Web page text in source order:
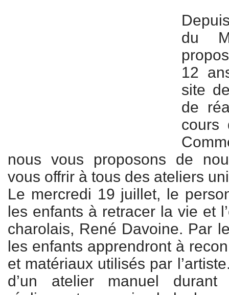
du
12
site
de
cours
nous vous proposons de
vous offrir à tous des ateliers
Le mercredi 19 juillet, le
les enfants à retracer la vie et
charolais, René Davoine. Par
les enfants apprendront à
et matériaux utilisés par
d’un atelier manuel